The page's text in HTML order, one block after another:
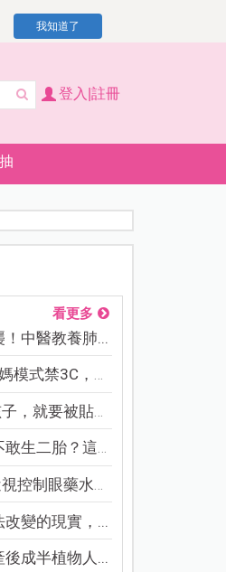
我知道了
登入|註冊
看更多
中醫教養肺...
式禁3C，看...
就要被貼「...
生二胎？這8...
制眼藥水納...
變的現實，...
成半植物人...